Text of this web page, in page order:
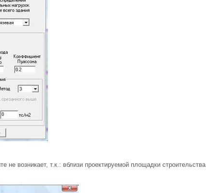
не возникает, т.к.: вблизи проектируемой площадки строительства